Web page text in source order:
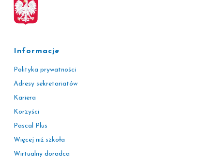
Informacje
Polityka prywatności
Adresy sekretariatów
Kariera
Korzyści
Pascal Plus
Więcej niż szkoła
Wirtualny doradca